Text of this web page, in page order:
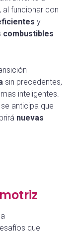
funcionar con
y
combustibles
sin precedentes,
inteligentes.
anticipa que
nuevas
que